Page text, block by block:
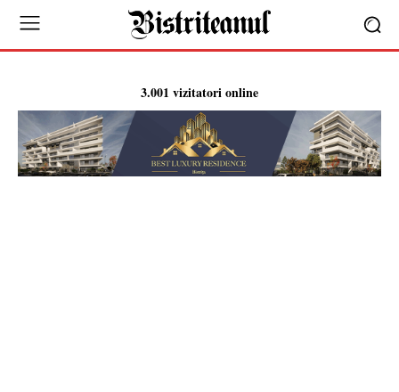
3.001 vizitatori online